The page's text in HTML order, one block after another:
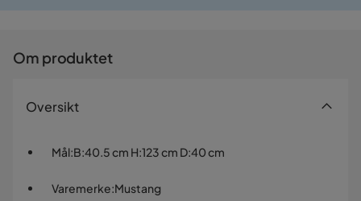
Om produktet
Oversikt
Mål:B:40.5 cm H:123 cm D:40 cm
Varemerke:Mustang